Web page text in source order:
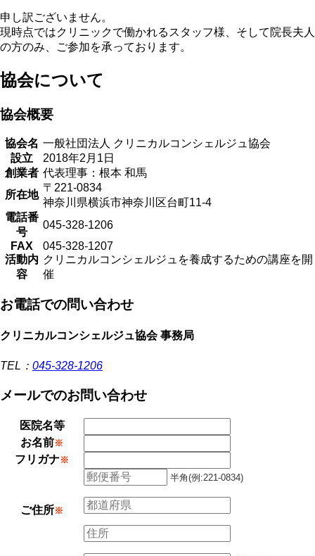
申し訳ございません。
現時点ではクリニックで働かれるスタッフ様、そして院長夫人
の方のみ、ご参加を承っております。
協会について
協会概要
協会名 一般社団法人 クリニカルコンシェルジュ協会
設立
2018年2月1日
創業者 代表理事：根本 和馬
所在地
〒221-0834
神奈川県横浜市神奈川区台町11-4
電話番
号
045-328-1206
FAX
045-328-1207
活動内
容
クリニカルコンシェルジュを養成するための講座を開
催
お電話での問い合わせ
クリニカルコンシェルジュ協会 事務局
TEL： 045-328-1206
メールでのお問い合わせ
医院名等
お名前※
フリガナ※
ご住所※
半角(例:221-0834)